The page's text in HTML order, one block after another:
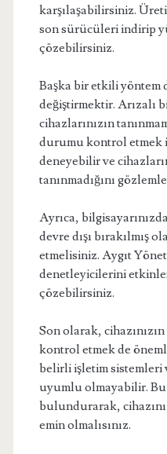
karşılaşabilirsiniz.
son sürücüleri indirip
çözebilirsiniz.
Başka bir etkili yöntem
değiştirmektir. Arızalı
cihazlarınızın
durumu kontrol etmek
deneyebilir ve
tanınmadığını
Ayrıca,
devre dışı bırakılmış
etmelisiniz. Aygıt
denetleyicilerini
çözebilirsiniz.
Son olarak,
kontrol etmek de
belirli işletim sistemleri
uyumlu olmayabilir.
bulundurarak,
emin olmalısınız.